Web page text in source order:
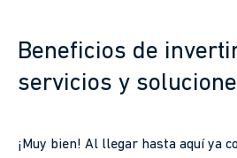
Beneficios de
servicios y
¡Muy bien! Al llegar hasta aquí ya